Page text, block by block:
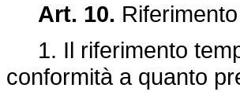
Art. 10.
1. Il riferimento
conformità a quanto